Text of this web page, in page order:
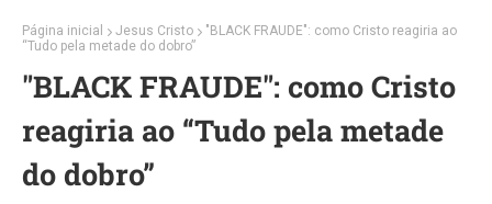
Página inicial Jesus Cristo
"BLACK FRAUDE": como Cristo reagiria ao
“Tudo pela metade do dobro”
"BLACK FRAUDE": como Cristo
reagiria ao “Tudo pela metade
do dobro”